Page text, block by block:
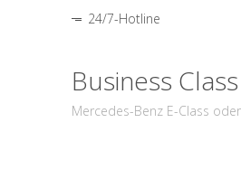
24/7-Hotline
Business Class
Mercedes-Benz E-Class